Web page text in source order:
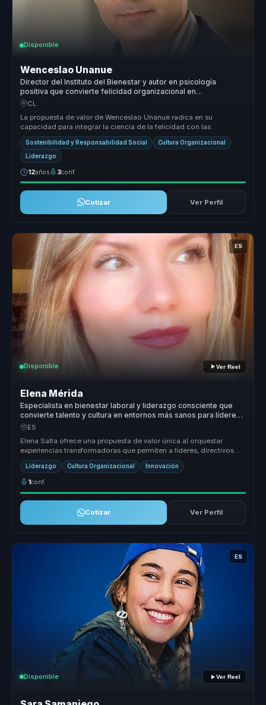
Disponible
Wenceslao Unanue
Director del Instituto del Bienestar y autor en psicología
positiva que convierte felicidad organizacional en
productividad sostenible para empresas.
CL
La propuesta de valor de Wenceslao Unanue radica en su
capacidad para integrar la ciencia de la felicidad con las
necesidades empresarial...
Sostenibilidad y Responsabilidad Social Cultura Organizacional
Liderazgo
12años 3conf.
Cotizar Ver Perfil
ES
Disponible Ver Reel
Elena Mérida
Especialista en bienestar laboral y liderazgo consciente que
convierte talento y cultura en entornos más sanos para líderes
y equipos.
ES
Elena Salta ofrece una propuesta de valor única al orquestar
experiencias transformadoras que permiten a líderes, directivos y
responsabl...
Liderazgo Cultura Organizacional Innovación
1conf.
Cotizar Ver Perfil
ES
Disponible Ver Reel